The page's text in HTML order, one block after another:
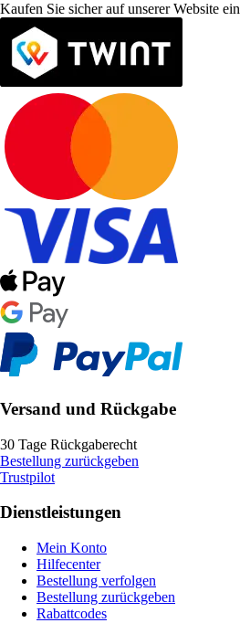
Kaufen Sie sicher auf unserer Website ein
Versand und Rückgabe
30 Tage Rückgaberecht
Bestellung zurückgeben
Trustpilot
Dienstleistungen
Mein Konto
Hilfecenter
Bestellung verfolgen
Bestellung zurückgeben
Rabattcodes